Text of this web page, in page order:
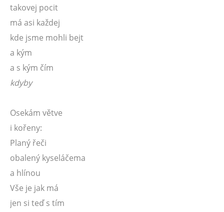
takovej pocit
má asi každej
kde jsme mohli bejt
a kým
a s kým čím
kdyby
Osekám větve
i kořeny:
Planý řeči
obalený kyseláčema
a hlínou
Vše je jak má
jen si teď s tím